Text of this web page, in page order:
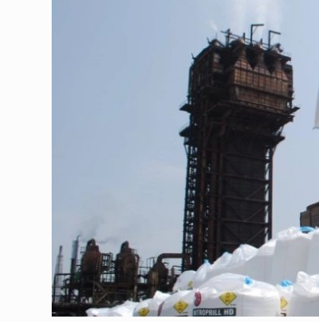
6
ოთარ
ᲔᲙᲝᲜᲝᲛᲘᲙᲐ